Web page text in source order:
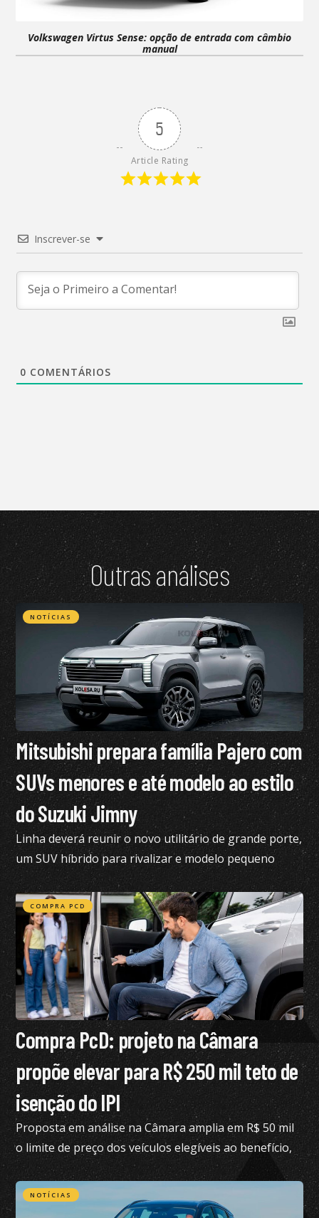
Volkswagen Virtus Sense: opção de entrada com câmbio
manual
5
Article Rating
Inscrever-se
0 COMENTÁRIOS
Outras análises
NOTÍCIAS
Mitsubishi prepara família Pajero com
SUVs menores e até modelo ao estilo
do Suzuki Jimny
Linha deverá reunir o novo utilitário de grande porte,
um SUV híbrido para rivalizar e modelo pequeno
semelhante ao Suzuki Jimny
COMPRA PCD
Compra PcD: projeto na Câmara
propõe elevar para R$ 250 mil teto de
isenção do IPI
Proposta em análise na Câmara amplia em R$ 50 mil
o limite de preço dos veículos elegíveis ao benefício,
hoje fixado em R$ 200 mil
NOTÍCIAS